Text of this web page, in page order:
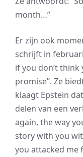
month…”
Er zijn ook
schrijft in
if you don’t think
promise”. Ze
klaagt Epstein
delen van een
again, the way
story with you
you attacked me